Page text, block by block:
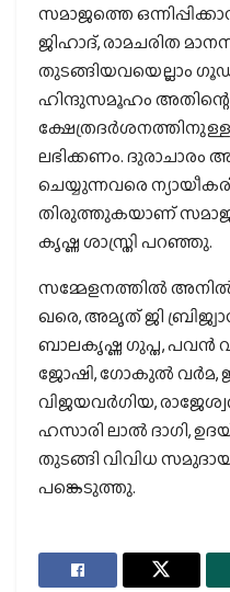
സമാജത്തെ
ജിഹാദ്, രാമചരിത
തുടങ്ങിയവയെല്ലാം
ഹിന്ദുസമൂഹം
ലഭിക്കണം. ദുരാചാരം
ചെയ്യുന്നവരെ
തിരുത്തുകയാണ് സമാജം
കൃഷ്ണ ശാസ്ത്രി പറഞ്ഞു.
സമ്മേളനത്തില്‍
ഖരെ, അമൃത് ജി
ബാലകൃഷ്ണ ഗുപ്ത, പവന്‍
ജോഷി, ഗോകുല്‍ വര്‍മ,
വിജയവര്‍ഗിയ,
ഹസാരി ലാല്‍ ദാഗി,
തുടങ്ങി വിവിധ
പങ്കെടുത്തു.